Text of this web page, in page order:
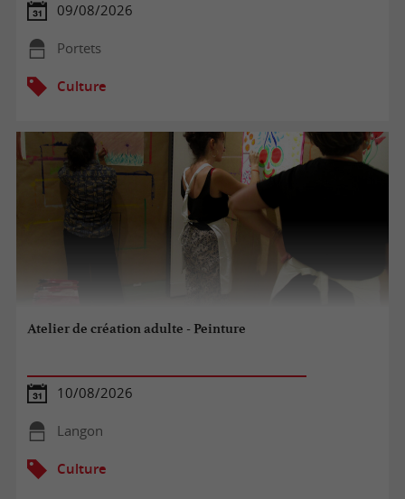
09/08/2026
Portets
Culture
Atelier de création adulte - Peinture
10/08/2026
Langon
Culture